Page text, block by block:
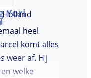
Yori
Holland
heel
komt alles
weer af. Hij
welke